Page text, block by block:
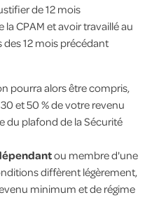
de 12 mois
CPAM et avoir travaillé au
12 mois précédant
pourra alors être compris,
et 50 % de votre revenu
du plafond de la Sécurité
ou membre d'une
diffèrent légèrement,
minimum et de régime